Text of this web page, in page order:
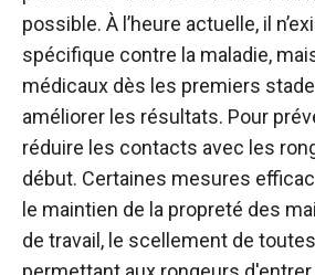
possible. À l’heure actuelle, il
spécifique contre la maladie,
médicaux dès les premiers
améliorer les résultats. Pour
réduire les contacts avec les
début. Certaines mesures
le maintien de la propreté des
de travail, le scellement de